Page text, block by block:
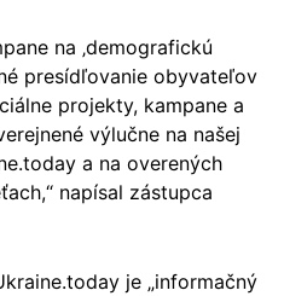
na ‚demografickú
presídľovanie obyvateľov
projekty, kampane a
výlučne na našej
a na overených
napísal zástupca
je „informačný